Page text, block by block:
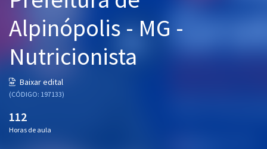
Graduação
OAB
Mentorias
Questões grátis
Alpinópolis - MG -
Nutricionista
Baixar edital
(CÓDIGO: 197133)
112
Horas de aula